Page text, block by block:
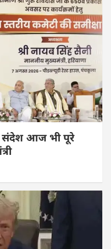
संदेश आज भी पूरे